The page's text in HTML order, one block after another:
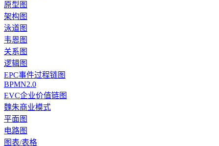
原型图
架构图
泳道图
韦恩图
关系图
逻辑图
EPC事件过程链图
BPMN2.0
EVC企业价值链图
魏朱商业模式
平面图
电路图
图表/表格